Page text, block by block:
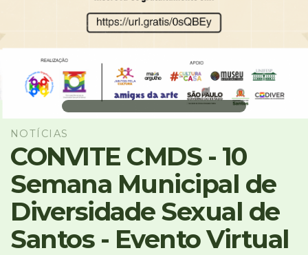
5
NOTÍCIAS
CONVITE CMDS - 10
Semana Municipal de
Diversidade Sexual de
Santos - Evento Virtual